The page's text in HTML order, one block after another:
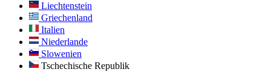
Liechtenstein
Griechenland
Italien
Niederlande
Slowenien
Tschechische Republik